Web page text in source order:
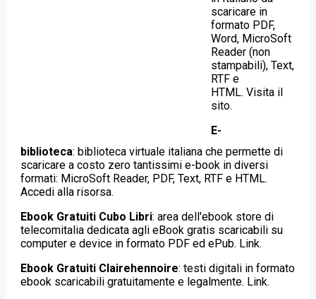
scaricare in
formato PDF,
Word, MicroSoft
Reader (non
stampabili), Text,
RTF e
HTML. Visita il
sito.
E-
biblioteca: biblioteca virtuale italiana che permette di
scaricare a costo zero tantissimi e-book in diversi
formati: MicroSoft Reader, PDF, Text, RTF e HTML.
Accedi alla risorsa.
Ebook Gratuiti Cubo Libri: area dell'ebook store di
telecomitalia dedicata agli eBook gratis scaricabili su
computer e device in formato PDF ed ePub. Link.
Ebook Gratuiti Clairehennoire: testi digitali in formato
ebook scaricabili gratuitamente e legalmente. Link.